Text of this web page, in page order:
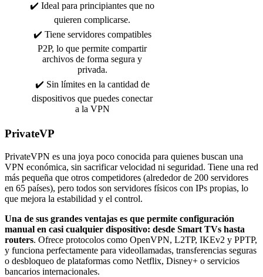
✔️ Ideal para principiantes que no
quieren complicarse.
✔️ Tiene servidores compatibles
P2P, lo que permite compartir
archivos de forma segura y
privada.
✔️ Sin límites en la cantidad de
dispositivos que puedes conectar
a la VPN
PrivateVP
PrivateVPN es una joya poco conocida para quienes buscan una
VPN económica, sin sacrificar velocidad ni seguridad. Tiene una red
más pequeña que otros competidores (alrededor de 200 servidores
en 65 países), pero todos son servidores físicos con IPs propias, lo
que mejora la estabilidad y el control.
Una de sus grandes ventajas es que permite configuración
manual en casi cualquier dispositivo: desde Smart TVs hasta
routers. Ofrece protocolos como OpenVPN, L2TP, IKEv2 y PPTP,
y funciona perfectamente para videollamadas, transferencias seguras
o desbloqueo de plataformas como Netflix, Disney+ o servicios
bancarios internacionales.